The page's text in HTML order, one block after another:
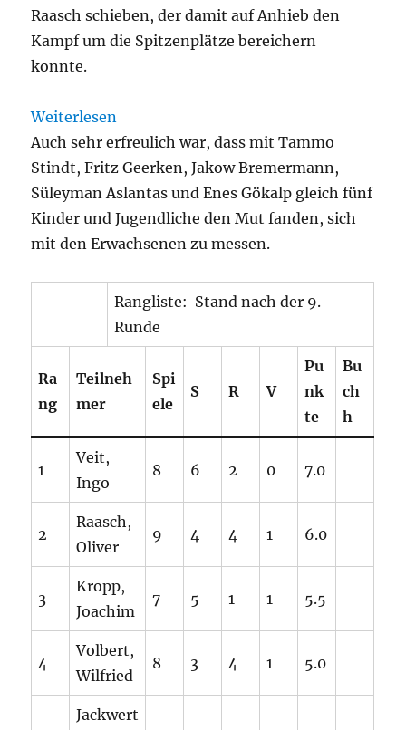
Raasch schieben, der damit auf Anhieb den
Kampf um die Spitzenplätze bereichern
konnte.
Weiterlesen
Ingo
Veit
gewinnt
die
Offene
2023
Auch sehr erfreulich war, dass mit Tammo
Stindt, Fritz Geerken, Jakow Bremermann,
Süleyman Aslantas und Enes Gökalp gleich fünf
Kinder und Jugendliche den Mut fanden, sich
mit den Erwachsenen zu messen.
Rangliste: Stand nach der 9.
Runde
Ra
ng
Teilneh
mer
Spi
ele
S R V
Pu
nk
te
Bu
ch
h
1
Veit,
Ingo
8 6 2 0 7.0
2
Raasch,
Oliver
9 4 4 1 6.0
3
Kropp,
Joachim
7 5 1 1 5.5
4
Volbert,
Wilfried
8 3 4 1 5.0
Jackwert